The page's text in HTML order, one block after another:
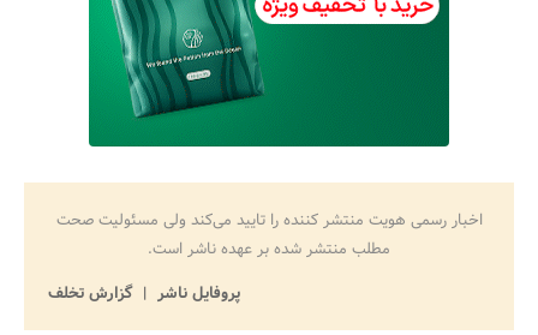
اخبار رسمی هویت منتشر کننده را تایید می‌کند ولی مسئولیت صحت
مطلب منتشر شده بر عهده ناشر است.
پروفایل ناشر
گزارش تخلف